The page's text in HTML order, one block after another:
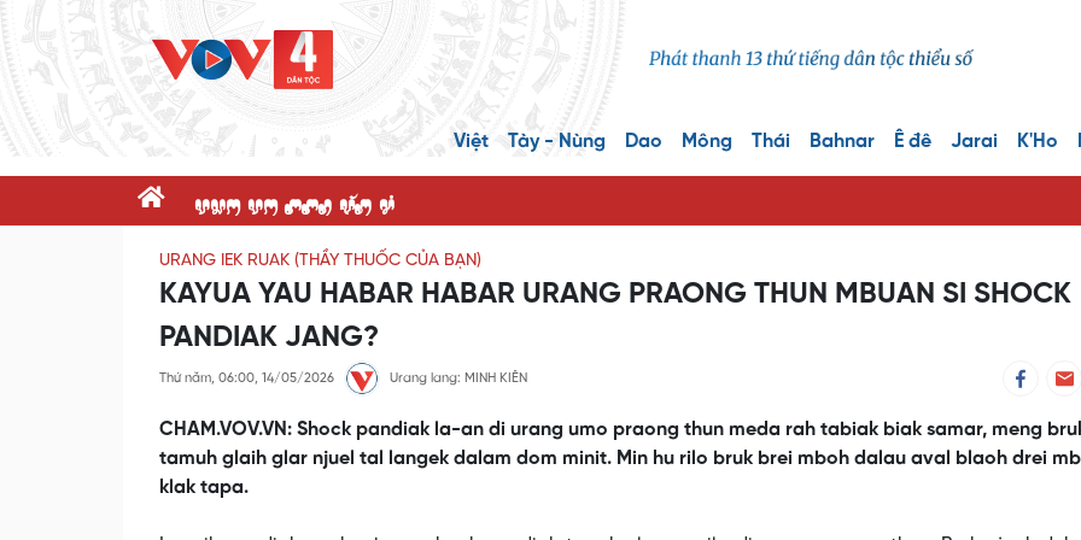
Việt Tày - Nùng Dao Mông Thái Bahnar Ê đê Jarai K'Ho
dnK dK ppR x@P c'
URANG IEK RUAK (THẦY THUỐC CỦA BẠN)
KAYUA YAU HABAR HABAR URANG PRAONG THUN MBUAN SI SHOCK
PANDIAK JANG?
Thứ năm, 06:00, 14/05/2026 Urang lang: MINH KIÊN
CHAM.VOV.VN: Shock pandiak la-an di urang umo praong thun meda rah tabiak biak samar, meng
tamuh glaih glar njuel tal langek dalam dom minit. Min hu rilo bruk brei mboh dalau aval blaoh drei
klak tapa.